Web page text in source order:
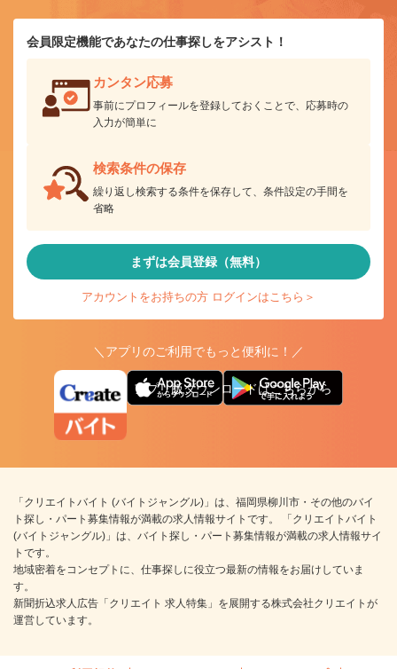
会員限定機能であなたの仕事探しをアシスト！
カンタン応募
事前にプロフィールを登録しておくことで、応募時の
入力が簡単に
検索条件の保存
繰り返し検索する条件を保存して、条件設定の手間を
省略
まずは会員登録（無料）
アカウントをお持ちの方 ログインはこちら＞
＼アプリのご利用でもっと便利に！／
アプリ版ダウンロードはこちらから
「クリエイトバイト (バイトジャングル)」は、福岡県柳川市・その他のバイ
ト探し・パート募集情報が満載の求人情報サイトです。 「クリエイトバイト
(バイトジャングル)」は、バイト探し・パート募集情報が満載の求人情報サイ
トです。
地域密着をコンセプトに、仕事探しに役立つ最新の情報をお届けしていま
す。
新聞折込求人広告「クリエイト 求人特集」を展開する株式会社クリエイトが
運営しています。